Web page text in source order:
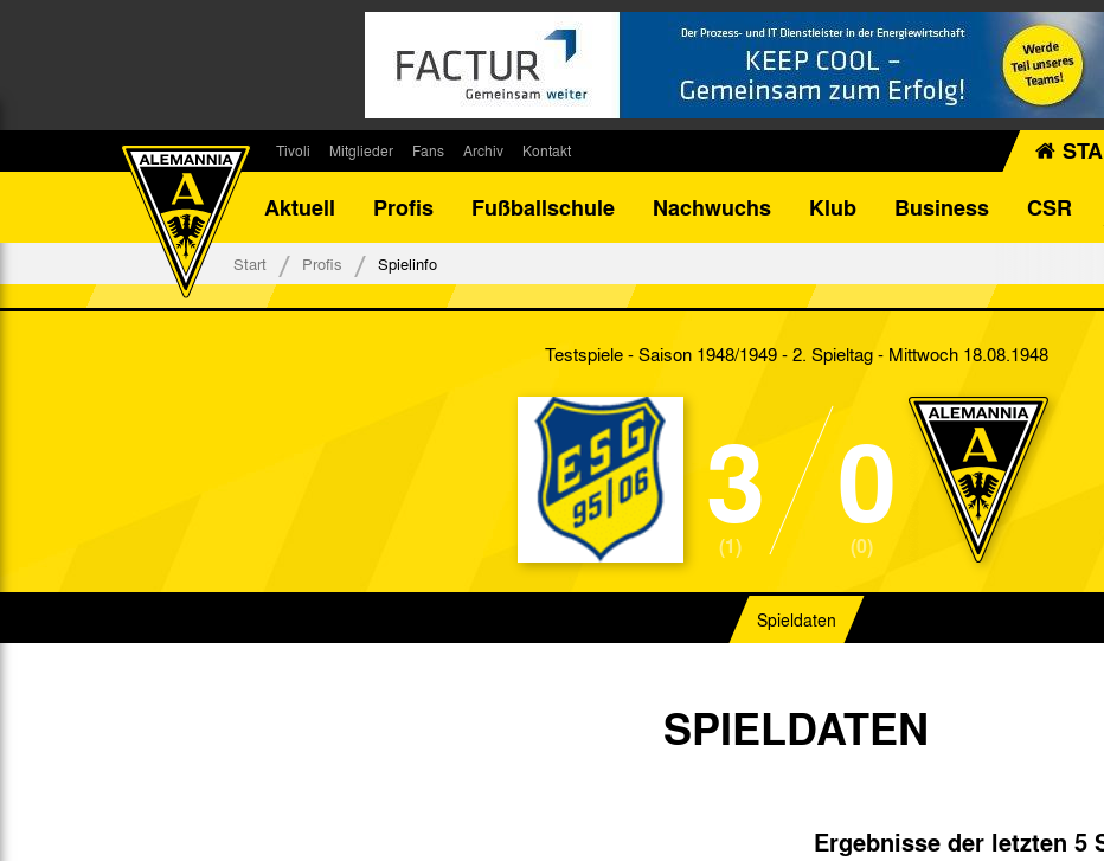
Tivoli
Stadionsprecher
Mitglieder
Kontakt
Fans
Fanbeirat
Fan-Klubs
Archiv
Kontakt
Aktuell
Profis Fußballschule Nachwuchs Klub Business CSR
Start Profis Spielinfo
Testspiele - Saison 1948/1949 - 2. Spieltag- Mittwoch 18.08.1948
3
(1) 0
(0)
Spieldaten
SPIELDATEN
Ergebnisse der letzten 5